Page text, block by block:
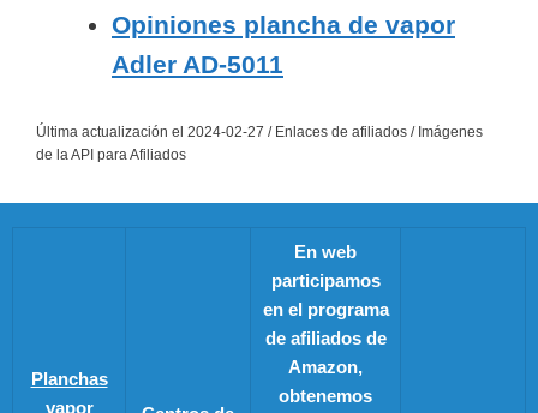
Opiniones plancha de vapor
Adler AD-5011
Última actualización el 2024-02-27 / Enlaces de afiliados / Imágenes
de la API para Afiliados
Planchas
vapor
En web
participamos
en el programa
de afiliados de
Amazon,
obtenemos